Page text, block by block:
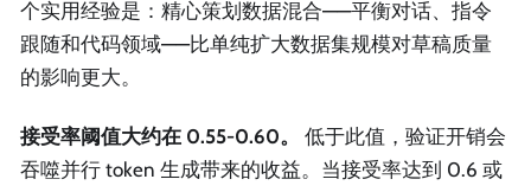
个实用经验是：精心策划数据混合——平衡对话、指令
跟随和代码领域——比单纯扩大数据集规模对草稿质量
的影响更大。
接受率阈值大约在 0.55-0.60。
低于此值，验证开销会
吞噬并行 token 生成带来的收益。当接受率达到 0.6 或